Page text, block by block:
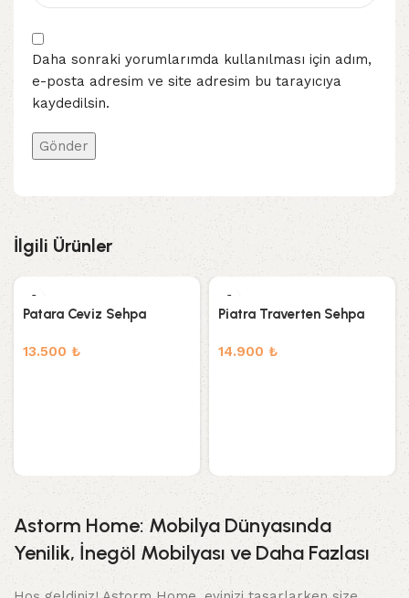
Daha sonraki yorumlarımda kullanılması için adım,
e-posta adresim ve site adresim bu tarayıcıya
kaydedilsin.
İlgili Ürünler
Patara Ceviz Sehpa
13.500 ₺
Piatra Traverten Sehpa
14.900 ₺
Astorm Home: Mobilya Dünyasında
Yenilik, İnegöl Mobilyası ve Daha Fazlası